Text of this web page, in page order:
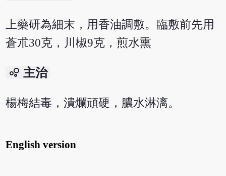
上藥研為細末，用香油調敷。臨敷前先用
蒼朮30克，川椒9克，煎水熏
bubble_chart 主治
楊梅結毒，潰爛頑硬，膿水淋漓。
English version